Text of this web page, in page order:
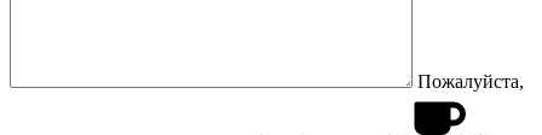
Пожалуйста,